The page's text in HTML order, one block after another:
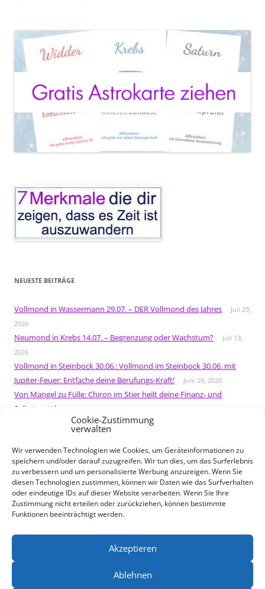
Cookie-Zustimmung
verwalten
Wir verwenden Technologien wie Cookies, um Geräteinformationen zu
speichern und/oder darauf zuzugreifen. Wir tun dies, um das Surferlebnis
zu verbessern und um personalisierte Werbung anzuzeigen. Wenn Sie
diesen Technologien zustimmen, können wir Daten wie das Surfverhalten
oder eindeutige IDs auf dieser Website verarbeiten. Wenn Sie Ihre
Zustimmung nicht erteilen oder zurückziehen, können bestimmte
Funktionen beeinträchtigt werden.
Akzeptieren
Ablehnen
NEUESTE BEITRÄGE
Vollmond in Wassermann 29.07. – DER Vollmond des Jahres
Juli 29,
2026
Neumond in Krebs 14.07. – Begrenzung oder Wachstum?
Juli 13,
2026
Vollmond in Steinbock 30.06.: Vollmond im Steinbock 30.06. mit
Jupiter-Feuer: Entfache deine Berufungs-Kraft!
Juni 29, 2026
Von Mangel zu Fülle: Chiron im Stier heilt deine Finanz- und
Selbstwertthemen
Neumond in Zwillinge 15.06: Chiron heilt Selbstzweifel –
Sommersonnenwende im Juni
Jupiter im Löwen bringt Glück,
Mut und strahlende Chancen
Juni 1, 2026
Schütze-Vollmond 31.05: Veränderung beginnt jetzt Mai 31, 2026
Neumond in Stier 16.05.: Materie meistern Mai 12, 2026
Vollmond in Skorpion 01.05.: Macht vs. Ohnmacht April 30, 2026
Saturn-Return: Ein Blumenstrauß für mich und feiern